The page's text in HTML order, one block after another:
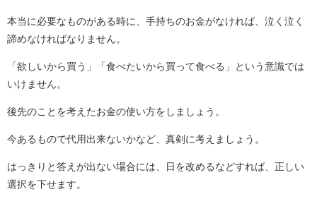
本当に必要なものがある時に、手持ちのお金がなければ、泣く泣く
諦めなければなりません。
「欲しいから買う」「食べたいから買って食べる」という意識では
いけません。
後先のことを考えたお金の使い方をしましょう。
今あるもので代用出来ないかなど、真剣に考えましょう。
はっきりと答えが出ない場合には、日を改めるなどすれば、正しい
選択を下せます。